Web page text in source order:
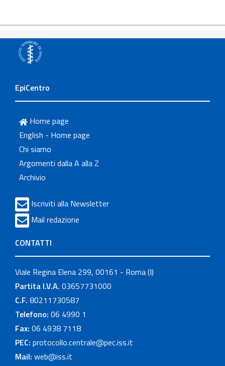
EpiCentro
Home page
English - Home page
Chi siamo
Argomenti dalla A alla Z
Archivio
Iscriviti alla Newsletter
Mail redazione
CONTATTI
Viale Regina Elena 299, 00161 - Roma (I)
Partita I.V.A. 03657731000
C.F. 80211730587
Telefono: 06 4990 1
Fax: 06 4938 7118
PEC: protocollo.centrale@pec.iss.it
Mail: web@iss.it